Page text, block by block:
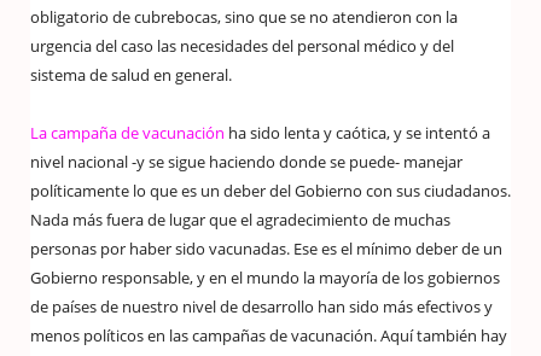
obligatorio de cubrebocas, sino que se no atendieron con la
urgencia del caso las necesidades del personal médico y del
sistema de salud en general.
La campaña de vacunación ha sido lenta y caótica, y se intentó a
nivel nacional -y se sigue haciendo donde se puede- manejar
políticamente lo que es un deber del Gobierno con sus ciudadanos.
Nada más fuera de lugar que el agradecimiento de muchas
personas por haber sido vacunadas. Ese es el mínimo deber de un
Gobierno responsable, y en el mundo la mayoría de los gobiernos
de países de nuestro nivel de desarrollo han sido más efectivos y
menos políticos en las campañas de vacunación. Aquí también hay